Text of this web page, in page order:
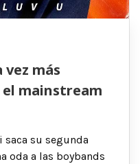
vez más
mainstream
saca su segunda
oda a las boybands